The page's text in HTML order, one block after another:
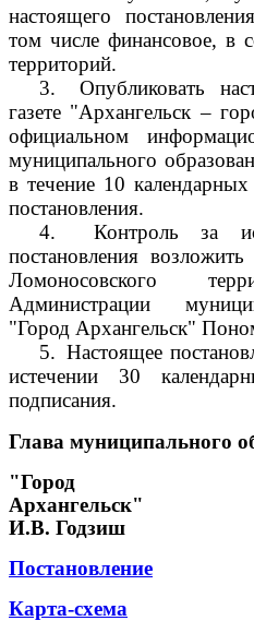
настоящего
том числе финансовое, в
территорий.
3.
Опубликовать
газете "Архангельск –
официальном
муниципального
в течение 10
постановления.
4.
Контроль за
постановления
Ломоносовского
Администрации
"Город Архангельск"
5. Настоящее
истечении 30
подписания.
Глава муниципального
"Город
Архангельск"
И.В. Годзиш
Постановление
Карта-схема